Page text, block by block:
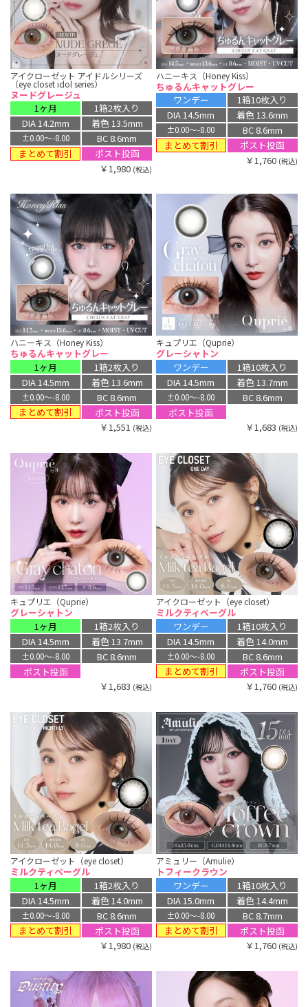
アイクローゼット アイドルシリーズ
（eye closet idol series）
ヌードグレージュ
1ヶ月
1箱2枚入り
DIA 14.2mm
着色 13.5mm
±0.00〜-8.00
BC 8.6mm
まとめて割引
ポスト投函
￥1,980 (税込)
ハニーキス（Honey Kiss）
ちゅるんキャットグレー
ワンデー
1箱10枚入り
DIA 14.5mm
着色 13.6mm
±0.00〜-8.00
BC 8.6mm
まとめて割引
ポスト投函
￥1,760 (税込)
ハニーキス（Honey Kiss）
ちゅるんキャットグレー
1ヶ月
1箱2枚入り
DIA 14.5mm
着色 13.6mm
±0.00〜-8.00
BC 8.6mm
まとめて割引
ポスト投函
￥1,551 (税込)
キュプリエ（Quprie）
グレーシャトン
ワンデー
1箱10枚入り
DIA 14.5mm
着色 13.7mm
±0.00〜-8.00
BC 8.6mm
ポスト投函
￥1,683 (税込)
キュプリエ（Quprie）
グレーシャトン
1ヶ月
1箱2枚入り
DIA 14.5mm
着色 13.7mm
±0.00〜-8.00
BC 8.6mm
ポスト投函
￥1,683 (税込)
アイクローゼット（eye closet）
ミルクティベーグル
ワンデー
1箱10枚入り
DIA 14.5mm
着色 14.0mm
±0.00〜-8.00
BC 8.6mm
まとめて割引
ポスト投函
￥1,760 (税込)
アイクローゼット（eye closet）
ミルクティベーグル
1ヶ月
1箱2枚入り
DIA 14.5mm
着色 14.0mm
±0.00〜-8.00
BC 8.6mm
まとめて割引
ポスト投函
￥1,980 (税込)
アミュリー（Amulie）
トフィークラウン
ワンデー
1箱10枚入り
DIA 15.0mm
着色 14.4mm
±0.00〜-8.00
BC 8.7mm
まとめて割引
ポスト投函
￥1,760 (税込)